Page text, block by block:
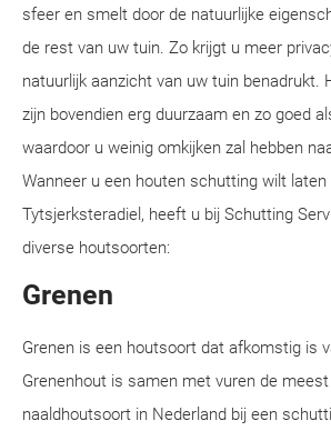
sfeer en smelt door de natuurlijke
de rest van uw tuin. Zo krijgt u meer
natuurlijk aanzicht van uw tuin benadrukt.
zijn bovendien erg duurzaam en zo goed
waardoor u weinig omkijken zal hebben
Wanneer u een houten schutting wilt
Tytsjerksteradiel, heeft u bij Schutting
diverse houtsoorten:
Grenen
Grenen is een houtsoort dat afkomstig is
Grenenhout is samen met vuren de
naaldhoutsoort in Nederland bij een